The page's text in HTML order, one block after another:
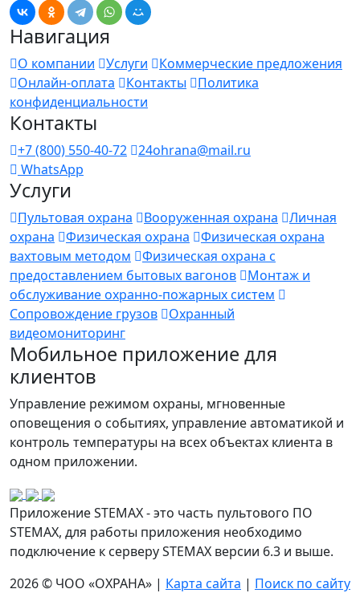
Навигация
О компании Услуги
Коммерческие предложения
Онлайн-оплата
Контакты
Политика
конфиденциальности
Контакты
+7 (800) 550-40-72
24ohrana@mail.ru
WhatsApp
Услуги
Пультовая охрана Вооруженная охрана
Личная
охрана
Физическая охрана
Физическая охрана
вахтовым методом
Физическая охрана с
предоставлением бытовых вагонов
Монтаж и
обслуживание охранно-пожарных систем
Сопровождение грузов
Охранный
видеомониторинг
Мобильное приложение для
клиентов
Управление режимом охраны, мгновенные
оповещения о событиях, управление автоматикой и
контроль температуры на всех объектах клиента в
одном приложении.
Приложение STEMAX - это часть пультового ПО
STEMAX, для работы приложения необходимо
подключение к серверу STEMAX версии 6.3 и выше.
2026 © ЧОО «ОХРАНА» | Карта сайта | Поиск по сайту